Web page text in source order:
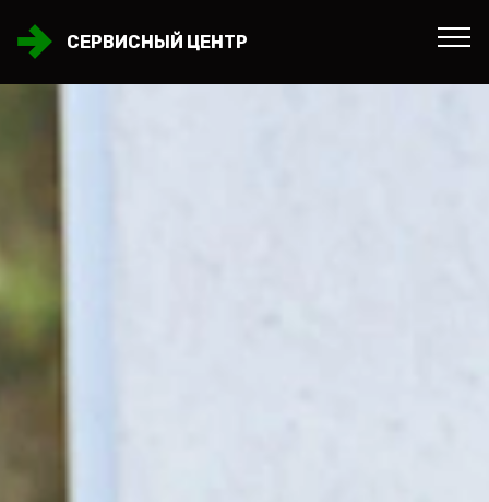
СЕРВИСНЫЙ ЦЕНТР